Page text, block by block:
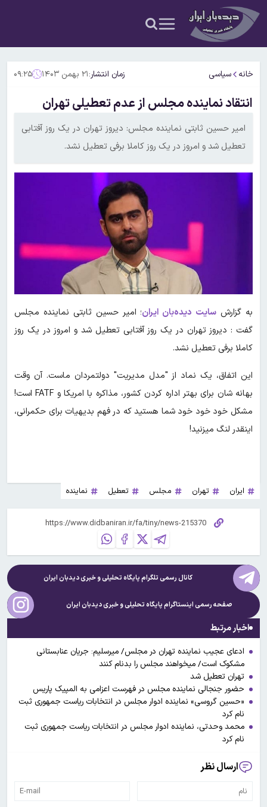
خانه سیاسی زمان انتشار:۲۱ بهمن ۱۴۰۳ ۰۹:۲۵
انتقاد نماینده مجلس از عدم تعطیلی تهران
امیر حسین ثابتی نماینده مجلس: دیروز تهران در یک روز آفتابی
تعطیل شد و امروز در یک روز کاملا برفی تعطیل نشد.
به گزارش سایت دیده‌بان ایران؛ امیر حسین ثابتی نماینده مجلس
گفت : دیروز تهران در یک روز آفتابی تعطیل شد و امروز در یک روز
کاملا برفی تعطیل نشد.
این اتفاق، یک نماد از "مدل مدیریت" دولتمردان ماست. آن وقت
بهانه شان برای بهتر اداره کردن کشور، مذاکره با امریکا و FATF است!
مشکل خود خود خود شما هستید که در فهم بدیهیات برای حکمرانی،
اینقدر لنگ میزنید!
ایران تهران مجلس تعطیل نماینده
کانال رسمی تلگرام پایگاه تحلیلی و خبریدیدبان ایران
صفحه رسمی اینستاگرام پایگاه تحلیلی و خبریدیدبان ایران
اخبار مرتبط
ادعای عجیب نماینده تهران در مجلس/ میرسلیم: جریان عنابستانی
مشکوک است/ میخواهند مجلس را بدنام کنند
تهران تعطیل شد
حضور جنجالی نماینده مجلس در فهرست اعزامی به المپیک پاریس
«حسین گروسی» نماینده ادوار مجلس در انتخابات ریاست جمهوری ثبت
نام کرد
محمد وحدتی، نماینده ادوار مجلس در انتخابات ریاست جمهوری ثبت
نام کرد
ارسال نظر